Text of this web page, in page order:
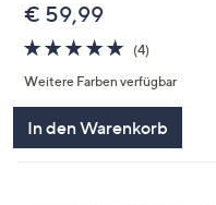
€ 59,99
4.8
von
5
(4)4
Weitere Farben verfügbar
In den Warenkorb